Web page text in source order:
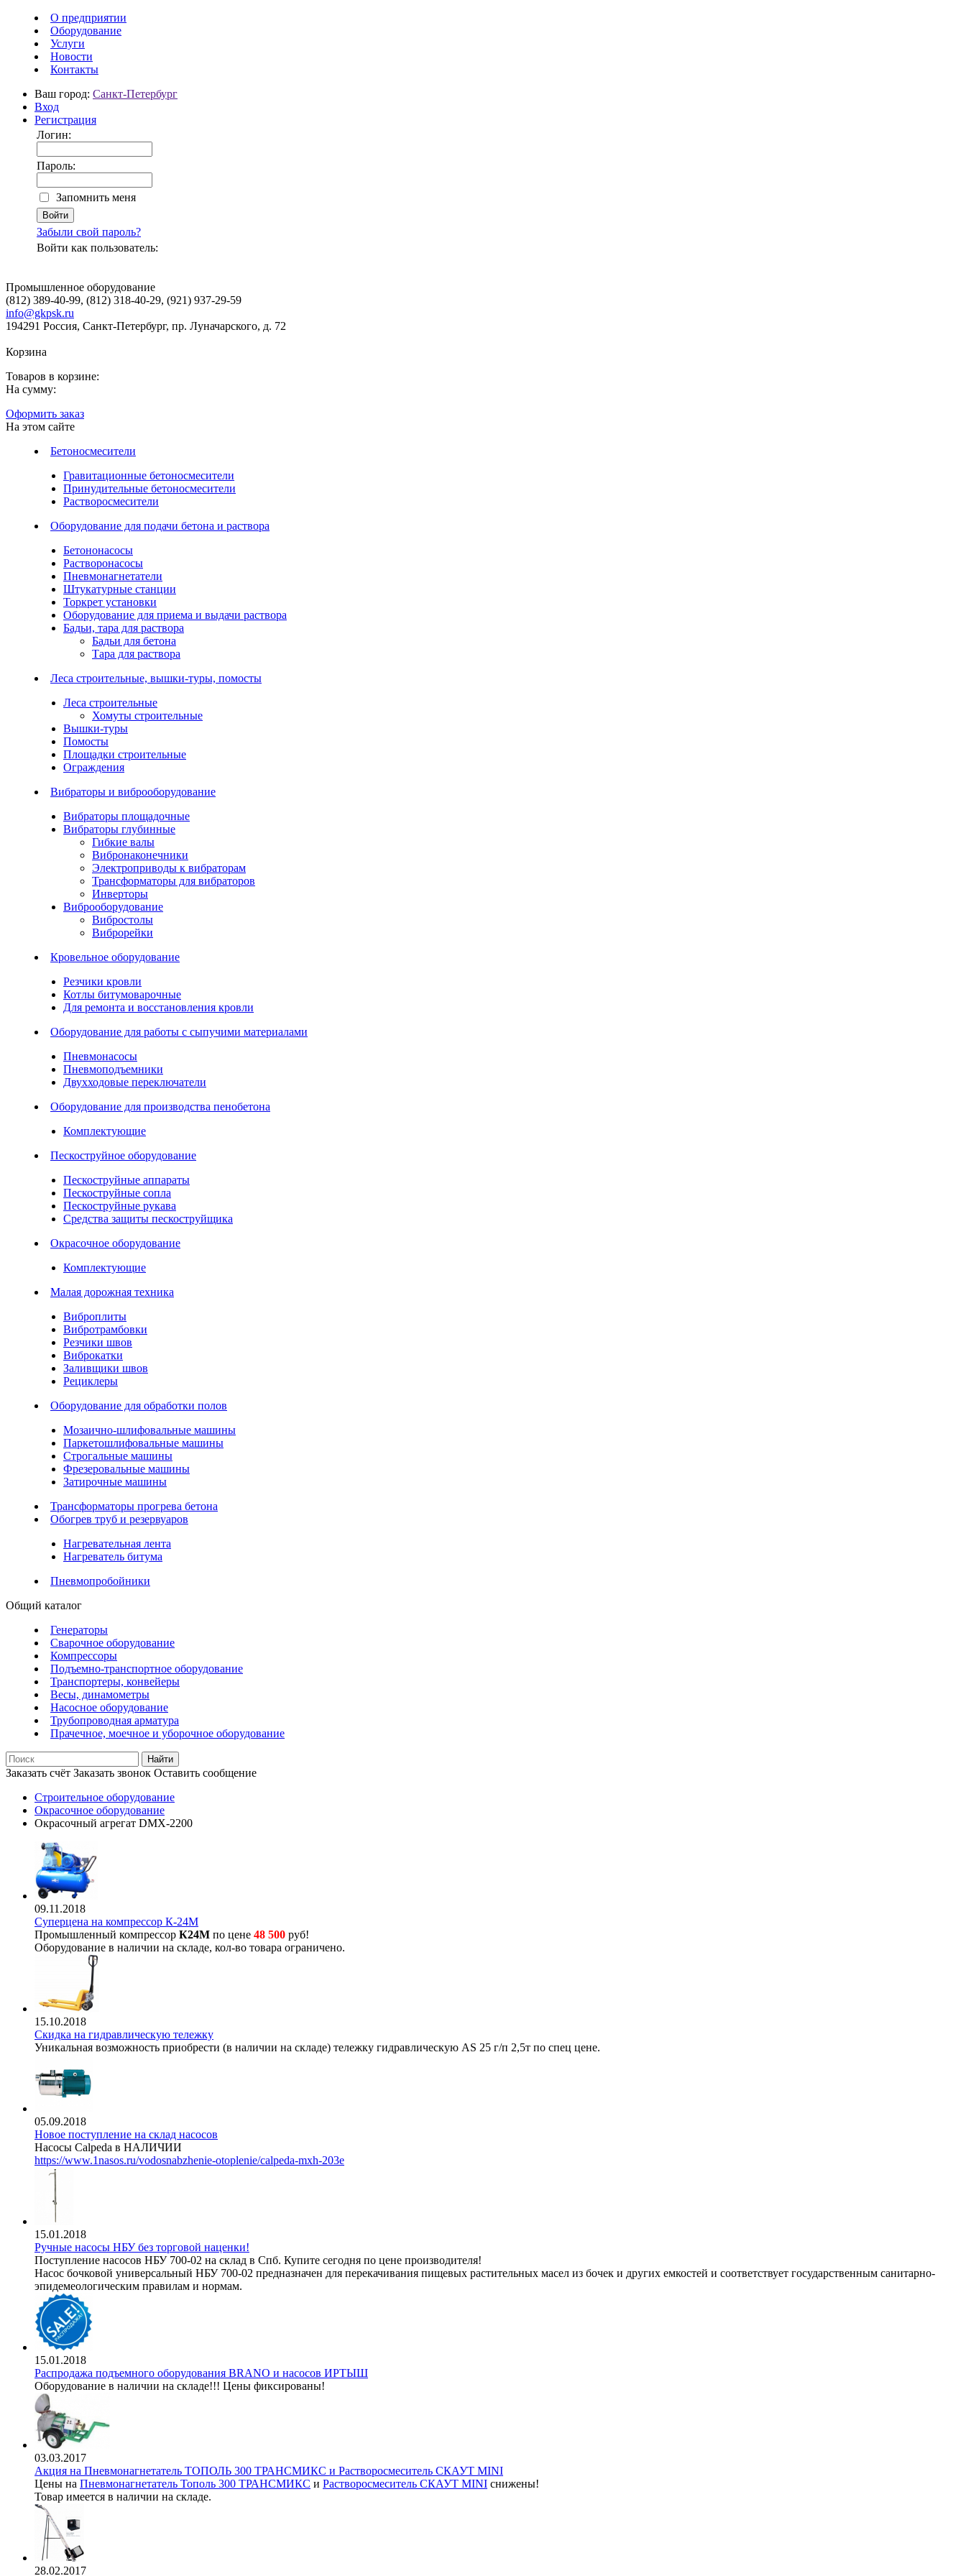
О предприятии
Оборудование
Услуги
Новости
Контакты
Ваш город: Санкт-Петербург
Вход
Регистрация
Логин:
Пароль:
Запомнить меня
Забыли свой пароль?
Войти как пользователь:
Промышленное оборудование
(812) 389-40-99, (812) 318-40-29, (921) 937-29-59
info@gkpsk.ru
194291 Россия, Санкт-Петербург, пр. Луначарского, д. 72
Корзина
Товаров в корзине:
На сумму:
Оформить заказ
На этом сайте
Бетоносмесители
Гравитационные бетоносмесители
Принудительные бетоносмесители
Растворосмесители
Оборудование для подачи бетона и раствора
Бетононасосы
Растворонасосы
Пневмонагнетатели
Штукатурные станции
Торкрет установки
Оборудование для приема и выдачи раствора
Бадьи, тара для раствора
Бадьи для бетона
Тара для раствора
Леса строительные, вышки-туры, помосты
Леса строительные
Хомуты строительные
Вышки-туры
Помосты
Площадки строительные
Ограждения
Вибраторы и виброоборудование
Вибраторы площадочные
Вибраторы глубинные
Гибкие валы
Вибронаконечники
Электроприводы к вибраторам
Трансформаторы для вибраторов
Инверторы
Виброоборудование
Вибростолы
Виброрейки
Кровельное оборудование
Резчики кровли
Котлы битумоварочные
Для ремонта и восстановления кровли
Оборудование для работы с сыпучими материалами
Пневмонасосы
Пневмоподъемники
Двухходовые переключатели
Оборудование для производства пенобетона
Комплектующие
Пескоструйное оборудование
Пескоструйные аппараты
Пескоструйные сопла
Пескоструйные рукава
Средства защиты пескоструйщика
Окрасочное оборудование
Комплектующие
Малая дорожная техника
Виброплиты
Вибротрамбовки
Резчики швов
Виброкатки
Заливщики швов
Рециклеры
Оборудование для обработки полов
Мозаично-шлифовальные машины
Паркетошлифовальные машины
Строгальные машины
Фрезеровальные машины
Затирочные машины
Трансформаторы прогрева бетона
Обогрев труб и резервуаров
Нагревательная лента
Нагреватель битума
Пневмопробойники
Общий каталог
Генераторы
Сварочное оборудование
Компрессоры
Подъемно-транспортное оборудование
Транспортеры, конвейеры
Весы, динамометры
Насосное оборудование
Трубопроводная арматура
Прачечное, моечное и уборочное оборудование
Найти
Заказать счёт Заказать звонок Оставить сообщение
Строительное оборудование
Окрасочное оборудование
Окрасочный агрегат DMX-2200
09.11.2018
Суперцена на компрессор К-24М
Промышленный компрессор К24М по цене 48 500 руб!
Оборудование в наличии на складе, кол-во товара ограничено.
15.10.2018
Скидка на гидравлическую тележку
Уникальная возможность приобрести (в наличии на складе) тележку гидравлическую AS 25 г/п 2,5т по спец цене.
05.09.2018
Новое поступление на склад насосов
Насосы Calpeda в НАЛИЧИИ
https://www.1nasos.ru/vodosnabzhenie-otoplenie/calpeda-mxh-203e
15.01.2018
Ручные насосы НБУ без торговой наценки!
Поступление насосов НБУ 700-02 на склад в Спб. Купите сегодня по цене производителя!
Насос бочковой универсальный НБУ 700-02 предназначен для перекачивания пищевых растительных масел из бочек и других емкостей и соответствует государственным санитарно-
эпидемеологическим правилам и нормам.
15.01.2018
Распродажа подъемного оборудования BRANO и насосов ИРТЫШ
Оборудование в наличии на складе!!! Цены фиксированы!
03.03.2017
Акция на Пневмонагнетатель ТОПОЛЬ 300 ТРАНСМИКС и Растворосмеситель СКАУТ MINI
Цены на Пневмонагнетатель Тополь 300 ТРАНСМИКС и Растворосмеситель СКАУТ MINI снижены!
Товар имеется в наличии на складе.
28.02.2017